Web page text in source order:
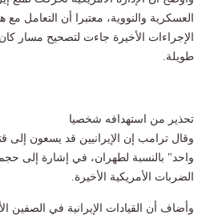
العسكرية والنووية، معتبرا أن التعامل مع
الإجراءات الأخيرة جاءت لتصحيح مسار
طويلة.
تحذير من استهدافه شخصيا
وقال ترامب إن الإيرانيين قد يسعون إلى
واحد" بالنسبة لطهران، في إشارة إلى حجم
الضربات الأمريكية الأخيرة.
وأضاف أن القيادات الإيرانية في الصفين